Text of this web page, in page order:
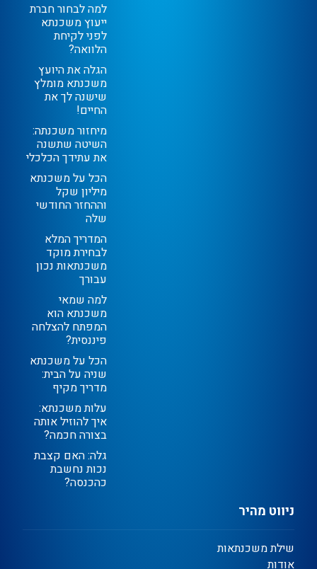
ניווט מהיר
שילת משכנתאות
אודות
למה לבחור חברת
ייעוץ משכנתא
לפני לקיחת
הלוואה?
הגלה את היועץ
משכנתא מומלץ
שישנה לך את
החיים!
מיחזור משכנתה:
השיטה שתשנה
את עתידך הכלכלי
הכל על משכנתא
מיליון שקל
וההחזר החודשי
שלה
המדריך המלא
לבחירת מוקד
משכנתאות נכון
עבורך
למה שמאי
משכנתא הוא
המפתח להצלחה
פיננסית?
הכל על משכנתא
שניה על הבית:
מדריך מקיף
עלות משכנתא:
איך להוזיל אותה
בצורה חכמה?
גלה: האם קצבת
נכות נחשבת
כהכנסה?